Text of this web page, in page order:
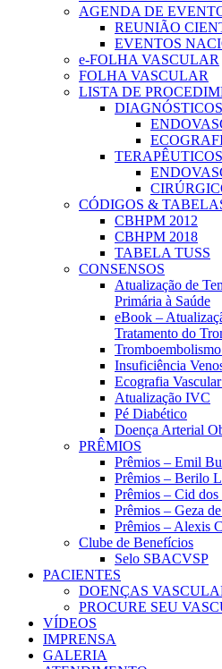
AGENDA DE
REUNIÃO
EVENTOS
e-FOLHA VASCULAR
FOLHA VASCULAR
LISTA DE
DIAGNÓSTICOS
TERAPÊUTICOS
CÓDIGOS &
CBHPM 2012
CBHPM 2018
TABELA TUSS
CONSENSOS
Atualização de
Primária à Saúde
eBook –
Tratamento do
Insuficiência
Ecografia
Atualização IVC
Pé Diabético
Doença Arterial
PRÊMIOS
Prêmios – Emil
Prêmios – Berilo
Prêmios – Cid dos
Prêmios – Geza
Prêmios – Alexis
Clube de Benefícios
Selo SBACVSP
PACIENTES
DOENÇAS
PROCURE SEU
VÍDEOS
IMPRENSA
GALERIA